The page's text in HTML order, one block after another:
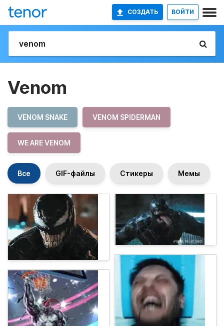
СОЗДАТЬ ВОЙТИ
Venom
VENOM SNAKE VENOM SPIDERMAN
WE ARE VENOM
Все GIF-файлы Стикеры Мемы